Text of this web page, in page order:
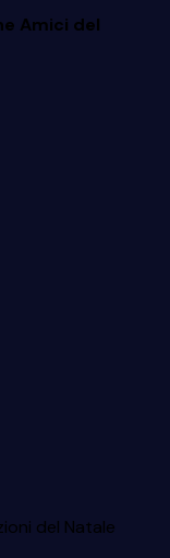
Amici del
del Natale